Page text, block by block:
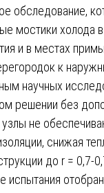
обследование,
мостики холода в
и в местах
к
научных
решении без
узлы не
снижая
до r = 0,7-
испытания